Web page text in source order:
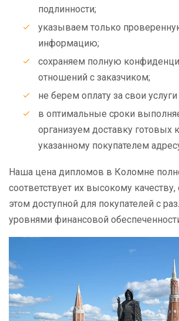
подлинности;
указываем только
информацию;
сохраняем полную
отношений с заказчиком;
не берем оплату за свои
в оптимальные сроки
организуем доставку готовых
указанному покупателем
Наша цена дипломов в Коломне
соответствует их высокому качеству,
этом доступной для покупателей с
уровнями финансовой